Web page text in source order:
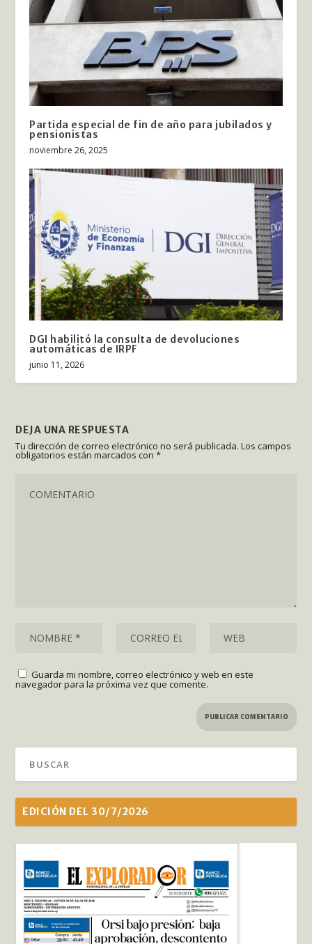
Partida especial de fin de año para jubilados y
pensionistas
noviembre 26, 2025
DGI habilitó la consulta de devoluciones
automáticas de IRPF
junio 11, 2026
DEJA UNA RESPUESTA
Tu dirección de correo electrónico no será publicada. Los campos
obligatorios están marcados con*
Guarda mi nombre, correo electrónico y web en este
navegador para la próxima vez que comente.
EDICIÓN DEL 30/7/2026